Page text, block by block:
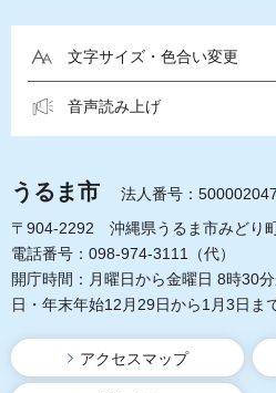
文字サイズ・色合い変更
音声読み上げ
うるま市
法人番号：
〒904-2292 沖縄県うるま市みどり
電話番号：098-974-3111（代）
開庁時間：月曜日から金曜日 8時30
日・年末年始12月29日から1月3日ま
アクセスマップ